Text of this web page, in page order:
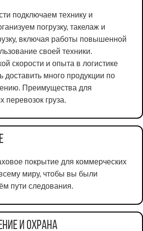
подключаем технику и
погрузку, такелаж и
включая работы повышенной
своей техники.
скорости и опыта в логистике
доставить много продукции по
Преимущества для
перевозок груза.
покрытие для коммерческих
миру, чтобы вы были
пути следования.
и охрана